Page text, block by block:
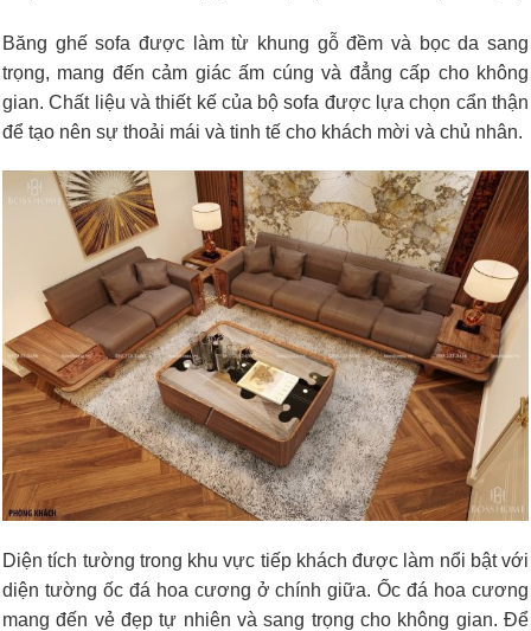
Băng ghế sofa được làm từ khung gỗ đềm và bọc da sang
trọng, mang đến cảm giác ấm cúng và đẳng cấp cho không
gian. Chất liệu và thiết kế của bộ sofa được lựa chọn cẩn thận
để tạo nên sự thoải mái và tinh tế cho khách mời và chủ nhân.
Diện tích tường trong khu vực tiếp khách được làm nổi bật với
diện tường ốc đá hoa cương ở chính giữa. Ốc đá hoa cương
mang đến vẻ đẹp tự nhiên và sang trọng cho không gian. Để